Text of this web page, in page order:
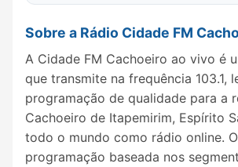
Sobre a Rádio Cidade FM
A Cidade FM Cachoeiro ao vivo é
que transmite na frequência 103.1,
programação de qualidade para a
Cachoeiro de Itapemirim, Espírito
todo o mundo como rádio online.
programação baseada nos